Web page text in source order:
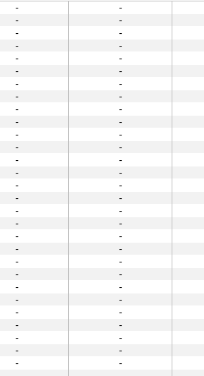
- -
- -
- -
- -
- -
- -
- -
- -
- -
- -
- -
- -
- -
- -
- -
- -
- -
- -
- -
- -
- -
- -
- -
- -
- -
- -
- -
- -
- -